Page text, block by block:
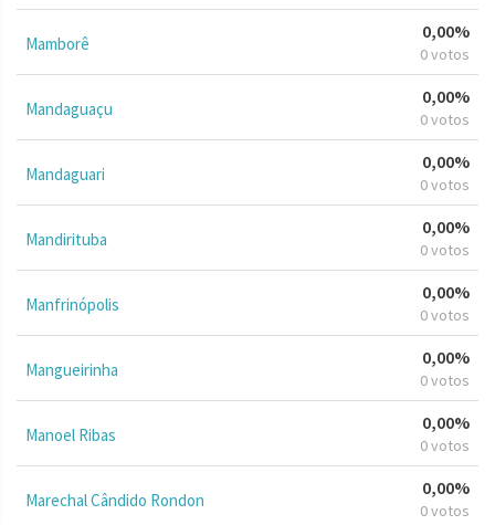
Mamborê
0,00%
0 votos
Mandaguaçu
0,00%
0 votos
Mandaguari
0,00%
0 votos
Mandirituba
0,00%
0 votos
Manfrinópolis
0,00%
0 votos
Mangueirinha
0,00%
0 votos
Manoel Ribas
0,00%
0 votos
Marechal Cândido Rondon
0,00%
0 votos